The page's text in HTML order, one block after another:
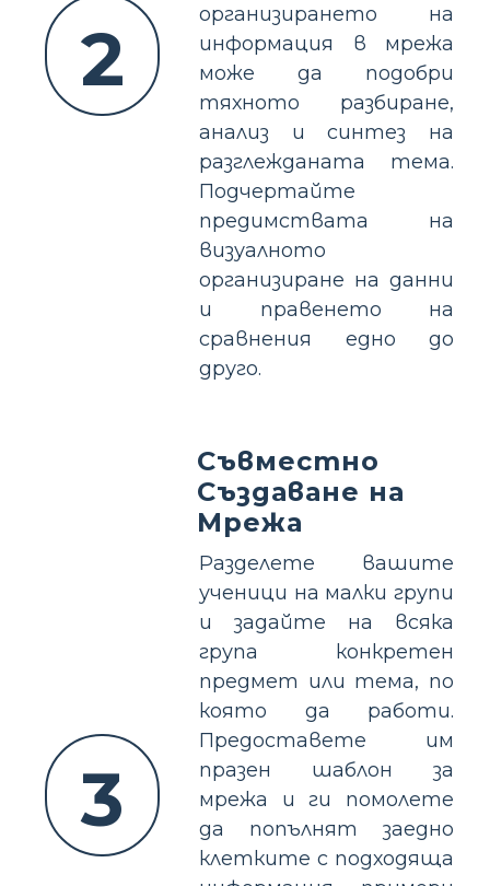
2
организирането на
информация в мрежа
може да подобри
тяхното разбиране,
анализ и синтез на
разглежданата тема.
Подчертайте
предимствата на
визуалното
организиране на данни
и правенето на
сравнения едно до
друго.
3
Съвместно
Създаване на
Мрежа
Разделете вашите
ученици на малки групи
и задайте на всяка
група конкретен
предмет или тема, по
която да работи.
Предоставете им
празен шаблон за
мрежа и ги помолете
да попълнят заедно
клетките с подходяща